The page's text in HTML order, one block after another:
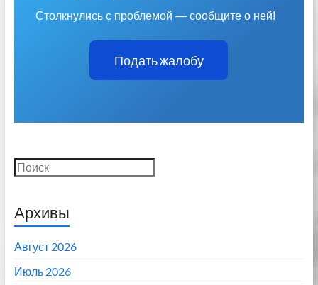
Столкнулись с проблемой — сообщите о ней!
Подать жалобу
Поиск
Архивы
Август 2026
Июль 2026